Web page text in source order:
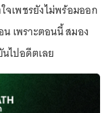
เพชรยังไม่พร้อมออก
เพราะตอนนี้ สมอง
ไปอดีตเลย